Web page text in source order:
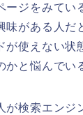
ージをみてい
味がある人だ
が使えない状
かと悩んでい
が検索エンジ